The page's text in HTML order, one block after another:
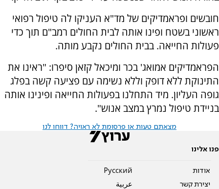
חובשים ופראמדיקים של מד"א העניקו לה טיפול רפואי
ראשוני בשטח ופינו אותה לבית החולים רמב"ם תוך כדי
פעולות החייאה. בבית החולים נקבע מותה.
הפראמדיקים אמואג' בכר ומיכאל קזאן סיפרו: "ראינו את
התינוקת ללא דופק וללא נשימה עם פציעה קשה בפלג
גופה העליון. מיד התחלנו בפעולות החייאה ופינינו אותה
בניידת טיפול נמרץ במצב אנוש".
מצאתם טעות או פרסומת לא ראויה? דווחו לנו
פנו אלינו
אודות
יצירת קשר
Pусский
عربية